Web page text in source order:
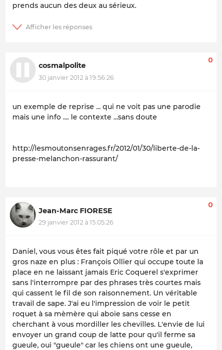
prends aucun des deux au sérieux.
cosmalpolite
30 janvier 2012 à 19:56:26
0
un exemple de reprise ... qui ne voit pas une parodie
mais une info .... le contexte ...sans doute
http://lesmoutonsenrages.fr/2012/01/30/liberte-de-la-
presse-melanchon-rassurant/
Jean-Marc FIORESE
29 janvier 2012 à 15:05:26
0
Daniel, vous vous êtes fait piqué votre rôle et par un
gros naze en plus : François Ollier qui occupe toute la
place en ne laissant jamais Eric Coquerel s'exprimer
sans l'interrompre par des phrases très courtes mais
qui cassent le fil de son raisonnement. Un véritable
travail de sape. J'ai eu l'impression de voir le petit
roquet à sa mèmère qui aboie sans cesse en
cherchant à vous mordiller les chevilles. L'envie de lui
envoyer un grand coup de latte pour qu'il ferme sa
gueule, oui "gueule" car les chiens ont une gueule,